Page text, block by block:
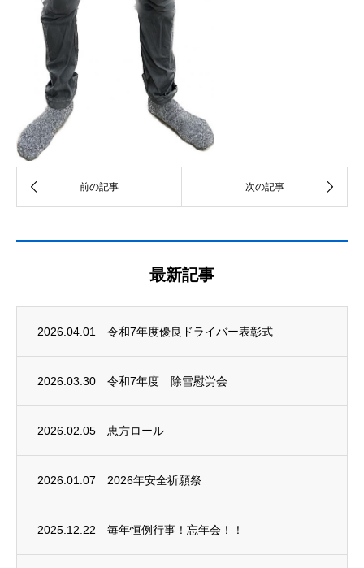
最新記事
2026.04.01 令和7年度優良ドライバー表彰式
2026.03.30 令和7年度 除雪慰労会
2026.02.05 恵方ロール
2026.01.07 2026年安全祈願祭
2025.12.22 毎年恒例行事！忘年会！！